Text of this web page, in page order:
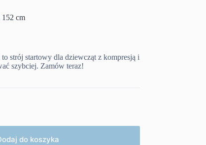
cm
strój startowy dla dziewcząt z kompresją i
szybciej. Zamów teraz!
do koszyka